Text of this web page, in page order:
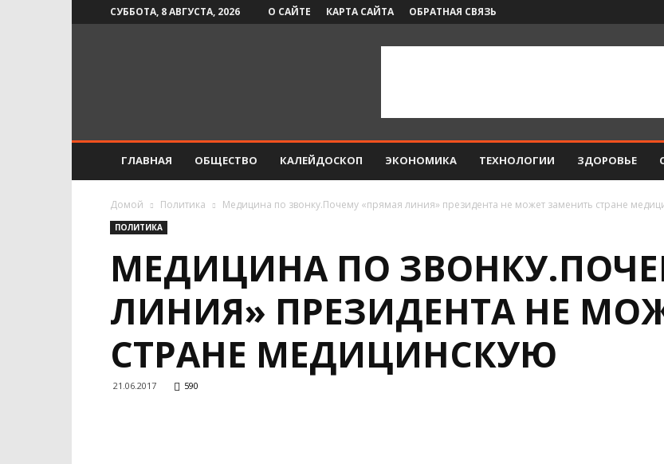
СУББОТА, 8 АВГУСТА, 2026 О САЙТЕ КАРТА САЙТА ОБРАТНАЯ СВЯЗЬ
ГЛАВНАЯ ОБЩЕСТВО КАЛЕЙДОСКОП ЭКОНОМИКА ТЕХНОЛОГИИ ЗДОРОВЬЕ
Домой Политика Медицина по звонку.Почему «прямая линия» президента не может заменить стране
ПОЛИТИКА
МЕДИЦИНА ПО
ЛИНИЯ» ПРЕЗИДЕНТА НЕ
СТРАНЕ МЕДИЦИНСКУЮ
21.06.2017 590